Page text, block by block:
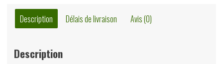
Description Délais de livraison Avis (0)
Description